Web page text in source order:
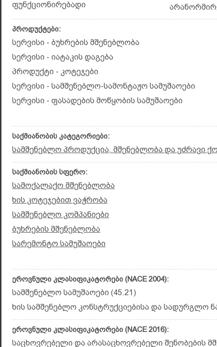
ფუნქციონირებადი
პროდუქტები:
სერვისი - ბუხრების მშენებლობა
სერვისი - იატაკის დაგება
პროდუქტი - კოტეჯები
სერვისი - სამშენებლო-სამონტაჟო სამუშაოები
სერვისი - ფასადების მოწყობის სამუშაოები
საქმიანობის კატეგორიები:
სამშენებლო პროდუქცია, მშენებლობა და უძრავი
საქმიანობის სფერო:
სამოქალაქო მშენებლობა
ხის კოტეჯებით ვაჭრობა
სამშენებლო კომპანიები
ბუხრების მშენებლობა
სარემონტო სამუშაოები
ეროვნული კლასიფიკატორები (NACE 2004):
სამშენებლო სამუშაოები (45.21)
ხის სამშენებლო კონსტრუქციებისა და სადურგლო
ეროვნული კლასიფიკატორები (NACE 2016):
საცხოვრებელი და არასაცხოვრებელი შენობების